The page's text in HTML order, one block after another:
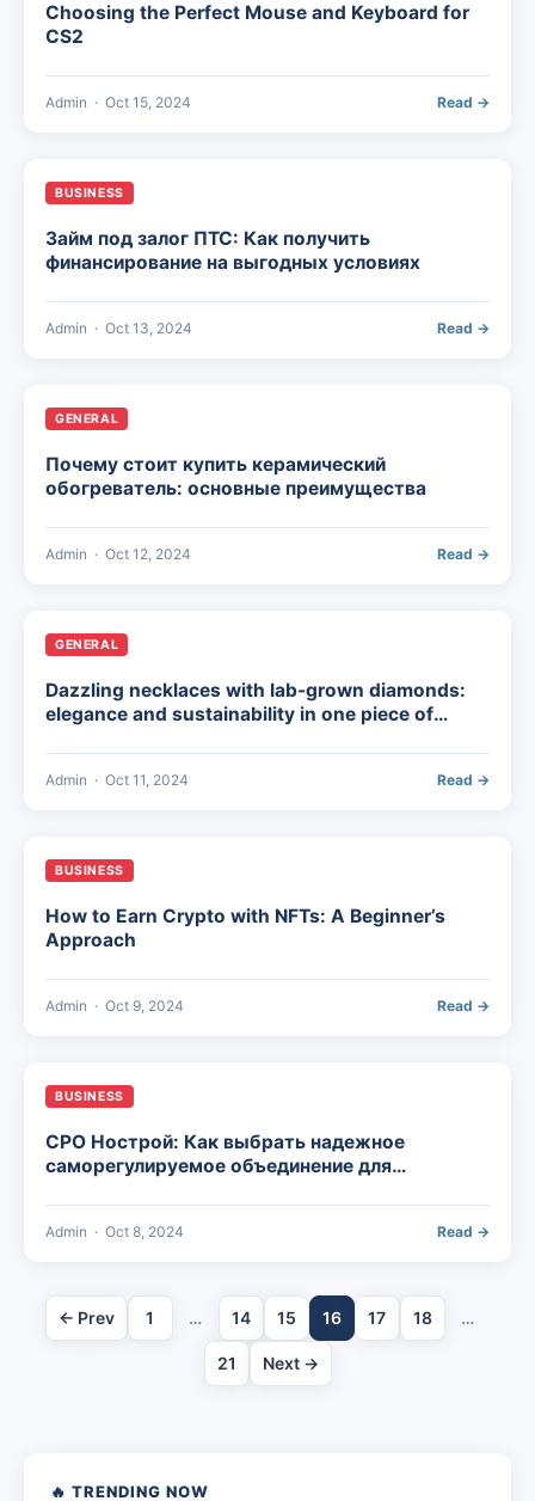
Choosing the Perfect Mouse and Keyboard for
CS2
Admin · Oct 15, 2024 Read →
BUSINESS
Займ под залог ПТС: Как получить
финансирование на выгодных условиях
Admin · Oct 13, 2024 Read →
GENERAL
Почему стоит купить керамический
обогреватель: основные преимущества
Admin · Oct 12, 2024 Read →
GENERAL
Dazzling necklaces with lab-grown diamonds:
elegance and sustainability in one piece of
Admin · Oct 11, 2024 Read →
BUSINESS
How to Earn Crypto with NFTs: A Beginner’s
Approach
Admin · Oct 9, 2024 Read →
BUSINESS
СРО Нострой: Как выбрать надежное
саморегулируемое объединение для
Admin · Oct 8, 2024 Read →
← Prev 1 … 14 15 16 17 18 …
21 Next →
🔥 TRENDING NOW